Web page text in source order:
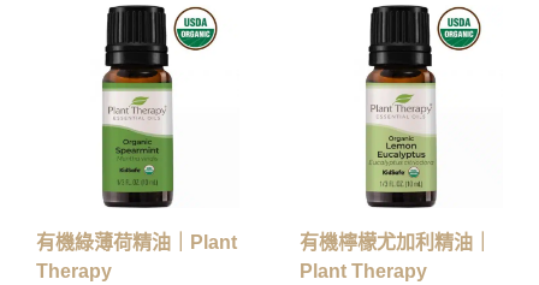
有機綠薄荷精油｜Plant
Therapy
有機檸檬尤加利精油｜
Plant Therapy